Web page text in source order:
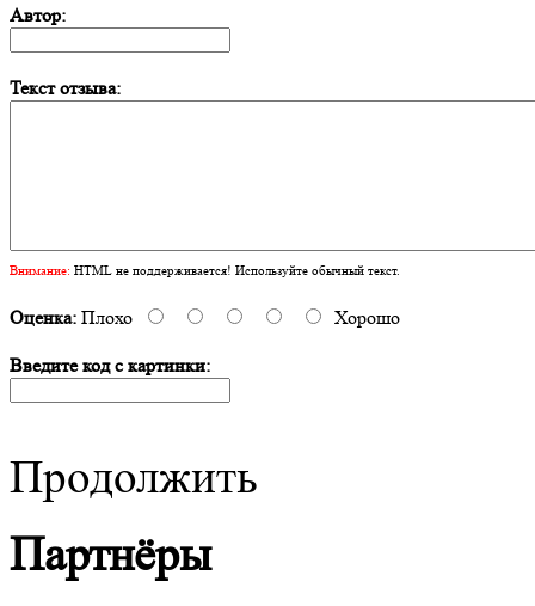
Автор:
Текст отзыва:
Внимание: HTML не поддерживается! Используйте обычный текст.
Оценка: Плохо Хорошо
Введите код с картинки:
Продолжить
Партнёры